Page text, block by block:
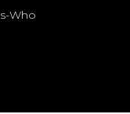
Who